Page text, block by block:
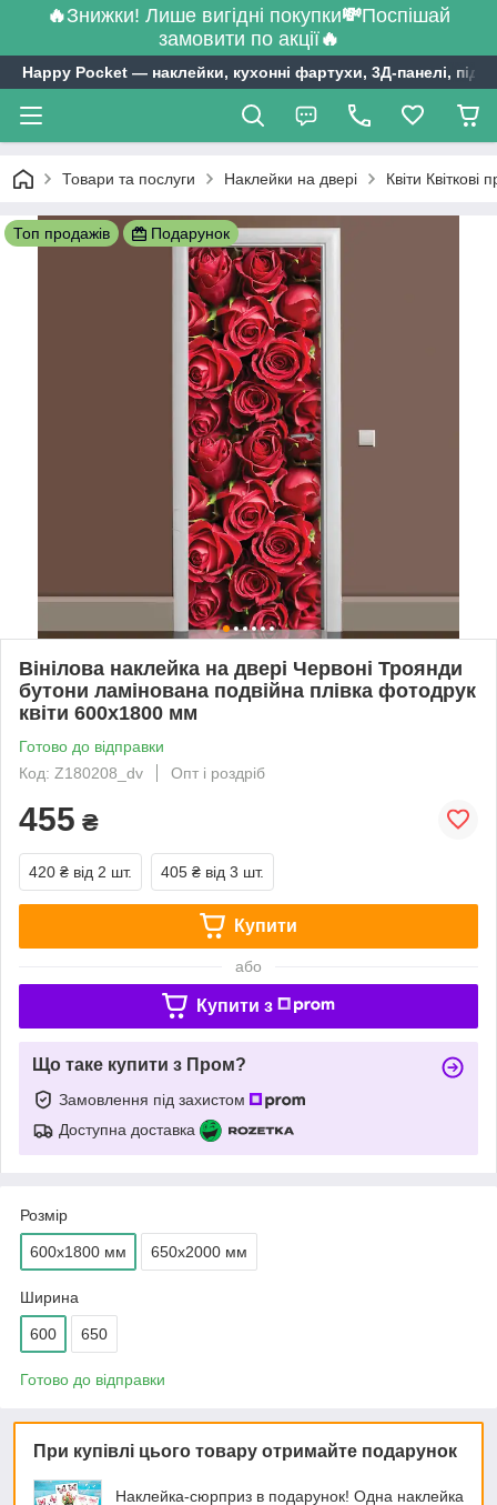
🔥Знижки! Лише вигідні покупки💸Поспішай
замовити по акції🔥
Happy Pocket ― наклейки, кухонні фартухи, 3Д-панелі,
Товари та послуги Наклейки на двері Квіти
Топ продажів Подарунок
Вінілова наклейка на двері Червоні Троянди
бутони ламінована подвійна плівка фотодрук
квіти 600х1800 мм
Готово до відправки
Код: Z180208_dv
Опт і роздріб
455 ₴
420 ₴ від 2 шт. 405 ₴ від 3 шт.
Купити
або
Купити з
Що таке купити з Пром?
Замовлення під захистом
Доступна доставка
Розмір
600х1800 мм 650х2000 мм
Ширина
600 650
Готово до відправки
При купівлі цього товару отримайте подарунок
Наклейка-сюрприз в подарунок! Одна наклейка